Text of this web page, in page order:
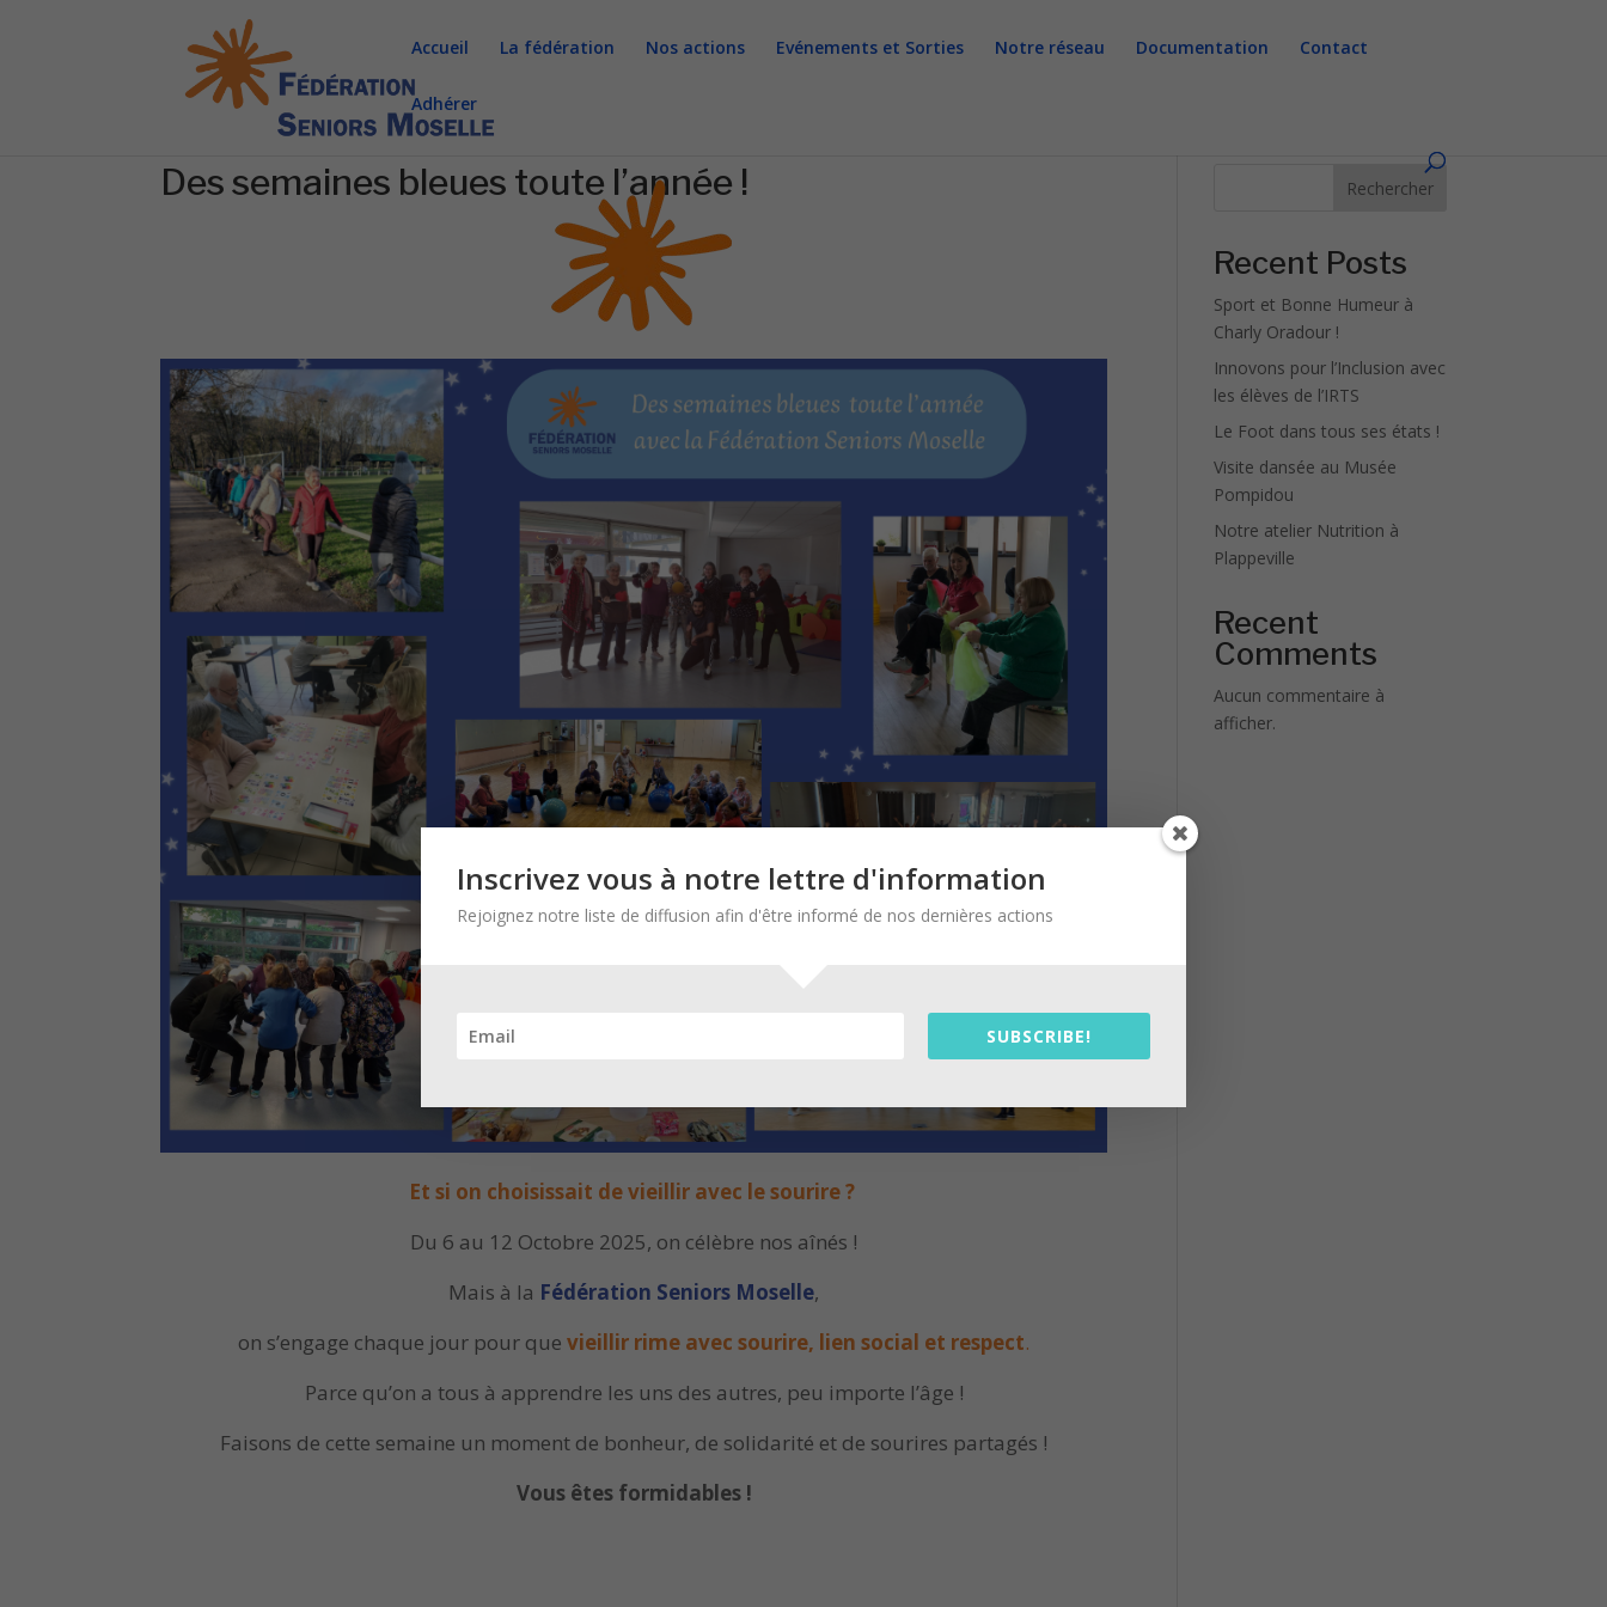
Accueil La fédération Nos actions Evénements et Sorties Notre réseau Documentation Contact
Adhérer
Des semaines bleues toute l’année !
Et si on choisissait de vieillir avec le sourire ?
Du 6 au 12 Octobre 2025, on célèbre nos aînés !
Mais à la Fédération Seniors Moselle,
on s’engage chaque jour pour quevieillir rime avec sourire, lien social et respect.
Parce qu’on a tous à apprendre les uns des autres, peu importe l’âge !
Faisons de cette semaine un moment de bonheur, de solidarité et de sourires partagés !
Vous êtes formidables !
Rechercher
Recent Posts
Sport et Bonne Humeur à
Charly Oradour !
Innovons pour l’Inclusion avec
les élèves de l’IRTS
Le Foot dans tous ses états !
Visite dansée au Musée
Pompidou
Notre atelier Nutrition à
Plappeville
Recent
Comments
Aucun commentaire à
afficher.
Inscrivez vous à notre lettre d'information
Rejoignez notre liste de diffusion afin d'être informé de nos dernières actions
SUBSCRIBE!